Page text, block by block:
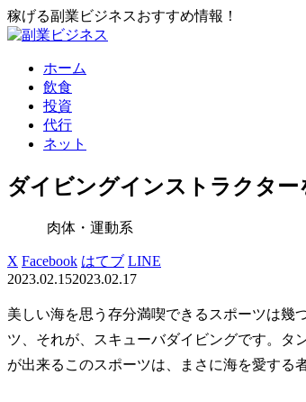
稼げる副業ビジネスおすすめ情報！
ホーム
飲食
投資
代行
ネット
ダイビングインストラクター
肉体・運動系
X Facebook はてブ LINE
2023.02.152023.02.17
美しい海を思う存分満喫できるスポーツは幾
ツ、それが、スキューバダイビングです。タ
が出来るこのスポーツは、まさに海を愛する